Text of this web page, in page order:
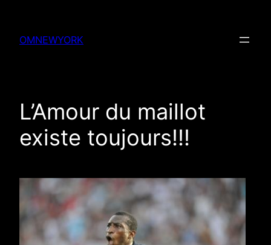
content
OMNEWYORK
L’Amour du maillot
existe toujours!!!